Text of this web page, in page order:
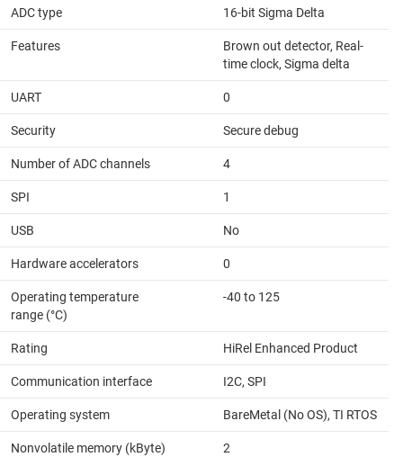
ADC type 16-bit Sigma Delta
Features
Brown out detector, Real-
time clock, Sigma delta
UART 0
Security Secure debug
Number of ADC channels 4
SPI 1
USB No
Hardware accelerators 0
Operating temperature
range (°C)
-40 to 125
Rating HiRel Enhanced Product
Communication interface I2C, SPI
Operating system BareMetal (No OS), TI RTOS
Nonvolatile memory (kByte) 2